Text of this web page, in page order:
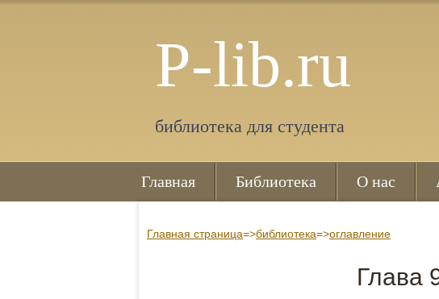
P-lib.ru
библиотека для студента
Главная Библиотека О нас
Главная страница=>библиотека=>оглавление
Глава